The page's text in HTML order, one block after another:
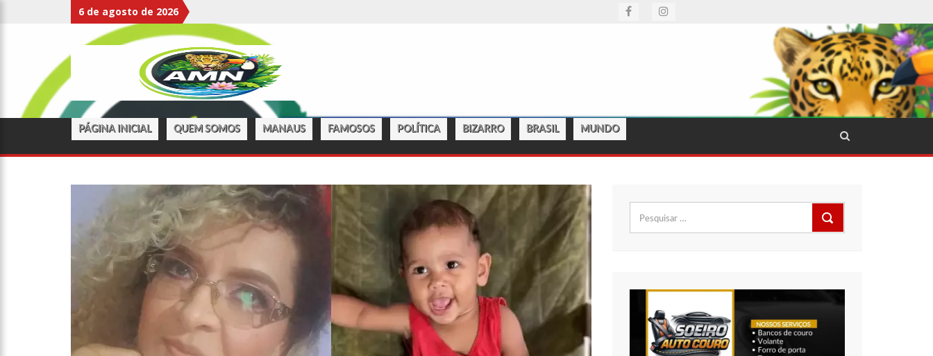
6 de agosto de 2026
EXPELIDOS
17:00 HARAS NILTON LINS JÁ REGISTRA 9 MORTES DE CAVALOS POR SUSPEITA DE
BOTULISMO
07:19 SAIBA QUEM É MAZINHO DA ECOBARREIRA, CANDIDATO A VEREADOR DE MANAUS (VÍDEO)
09:48
CONSUMIDORES DENUNCIAM FALTA DE PREÇOS EM PRODUTOS E ATÉ MAU CHEIRO EM
FREEZER DE SUPERMERCADO NA CIDADE NOVA
08:00 JUSTIÇA PROÍBE EX-PREFEITO DE CHEGAR PERTO DE PREFEITA DE NHAMUNDÁ, NO AM
PÁGINA INICIAL QUEM SOMOS MANAUS FAMOSOS POLÍTICA BIZARRO BRASIL MUNDO
por: